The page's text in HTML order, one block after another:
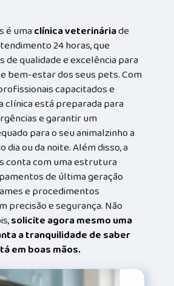
é umaclínica veterináriade
24 horas, que
de qualidade e excelência para
bem-estar dos seus pets. Com
capacitados e
clínica está preparada para
e garantir um
para o seu animalzinho a
dia ou da noite. Além disso, a
conta com uma estrutura
de última geração
e procedimentos
precisão e segurança. Não
solicite agora mesmo uma
a tranquilidade de saber
em boas mãos.